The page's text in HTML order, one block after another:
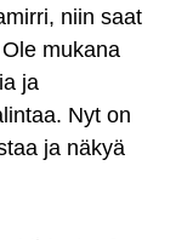
niin saat
mukana
ja
Nyt on
ja näkyä